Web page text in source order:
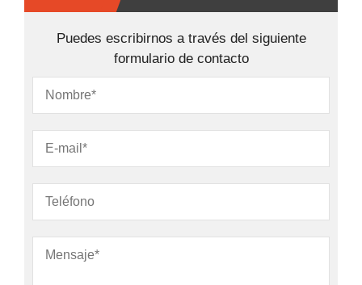
Puedes escribirnos a través del siguiente
formulario de contacto